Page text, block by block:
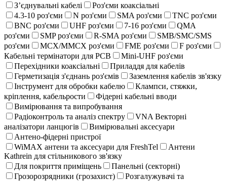
Зʼєднувальні кабелі
Роз'єми коаксіальні
4.3-10 роз'єми
N роз'єми SMA роз'єми
TNC роз'єми
BNC роз'єми
UHF роз'єми 7-16 роз'єми
QMA
роз'єми
SMP роз'єми R-SMA роз'єми
SMB/SMC/SMS
роз'єми
MCX/MMCX роз'єми FME роз'єми
F роз'єми
Кабельні термінатори для PCB
Mini-UHF роз'єми
Перехідники коаксіальні
Приладдя для кабелів
Герметизація з'єднань роз'ємів
Заземлення кабелів зв'язку
Інструмент для обробки кабелю
Клампси, стяжки,
кріплення, кабельрости
Фідерні кабельні вводи
Вимірювання та випробування
Радіоконтроль та аналіз спектру
VNA Векторні
аналізатори ланцюгів
Вимірювальні аксесуари
Антено-фідерні пристрої
WiMAX антени та аксесуари для FreshTel
Антени
Kathrein для стільникового зв'язку
Для покриття приміщень
Панельні (секторні)
Грозорозрядники (грозахист)
Розгалужувачі та